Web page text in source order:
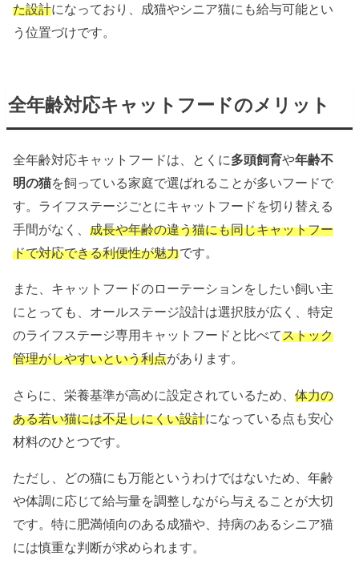
た設計になっており、成猫やシニア猫にも給与可能とい
う位置づけです。
全年齢対応キャットフードのメリット
全年齢対応キャットフードは、とくに多頭飼育や年齢不
明の猫を飼っている家庭で選ばれることが多いフードで
す。ライフステージごとにキャットフードを切り替える
手間がなく、成長や年齢の違う猫にも同じキャットフー
ドで対応できる利便性が魅力です。
また、キャットフードのローテーションをしたい飼い主
にとっても、オールステージ設計は選択肢が広く、特定
のライフステージ専用キャットフードと比べてストック
管理がしやすいという利点があります。
さらに、栄養基準が高めに設定されているため、体力の
ある若い猫には不足しにくい設計になっている点も安心
材料のひとつです。
ただし、どの猫にも万能というわけではないため、年齢
や体調に応じて給与量を調整しながら与えることが大切
です。特に肥満傾向のある成猫や、持病のあるシニア猫
には慎重な判断が求められます。